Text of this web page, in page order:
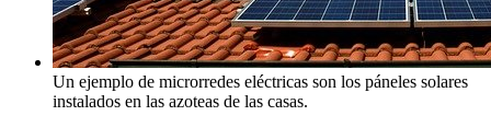
Un ejemplo de microrredes eléctricas son los páneles solares
instalados en las azoteas de las casas.